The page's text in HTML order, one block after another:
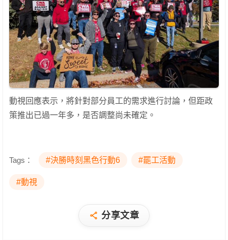
動視回應表示，將針對部分員工的需求進行討論，但距政
策推出已過一年多，是否調整尚未確定。
Tags： #決勝時刻黑色行動6 #罷工活動
#動視
分享文章